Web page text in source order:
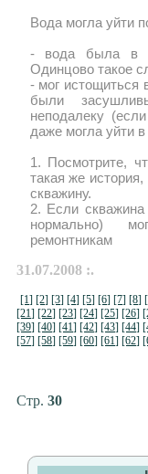
Вода могла уйти
- вода была в
Одинцово такое
- мог истощиться
были
неподалеку
даже могла уйти
1. Посмотрите,
такая же
скважину.
2. Если
нормально)
ремонтникам
31.07.2008 :.
[1] [2] [3] [4] [5] [6] [7] [8]
[21] [22] [23] [24] [25] [26]
[39] [40] [41] [42] [43] [44]
[57] [58] [59] [60] [61] [62]
Стр. 30